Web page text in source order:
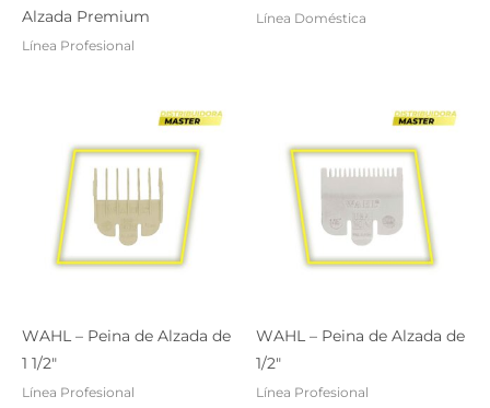
Alzada Premium
Línea Profesional
Línea Doméstica
WAHL – Peina de Alzada de
1 1/2″
Línea Profesional
WAHL – Peina de Alzada de
1/2″
Línea Profesional